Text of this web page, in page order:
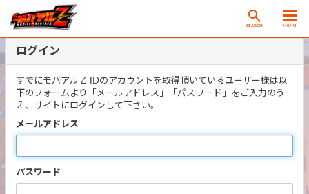
SEARCH MENU
ログイン
すでにモバアルＺ IDのアカウントを取得頂いているユーザー様は以
下のフォームより「メールアドレス」「パスワード」をご入力のう
え、サイトにログインして下さい。
メールアドレス
パスワード